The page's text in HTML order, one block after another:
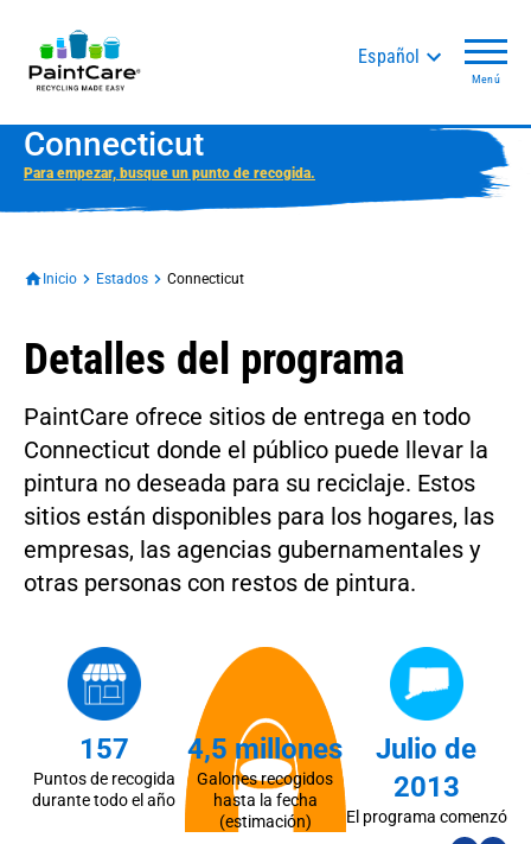
Español
Menú
Connecticut
Para empezar, busque un punto de recogida.
Inicio Estados Connecticut
Detalles del programa
PaintCare ofrece sitios de entrega en todo
Connecticut donde el público puede llevar la
pintura no deseada para su reciclaje. Estos
sitios están disponibles para los hogares, las
empresas, las agencias gubernamentales y
otras personas con restos de pintura.
157
Puntos de recogida
durante todo el año
4,5 millones
Galones recogidos
hasta la fecha
(estimación)
Julio de
2013
El programa comenzó